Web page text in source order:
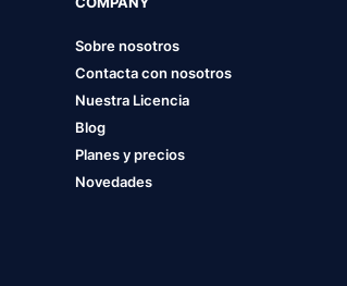
Sobre nosotros
Contacta con nosotros
Nuestra Licencia
Blog
Planes y precios
Novedades